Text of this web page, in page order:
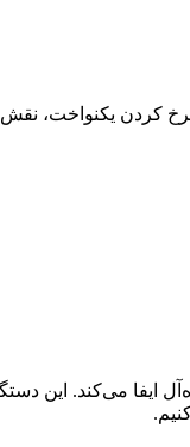
کردن یکنواخت، نقش
می‌کند. این